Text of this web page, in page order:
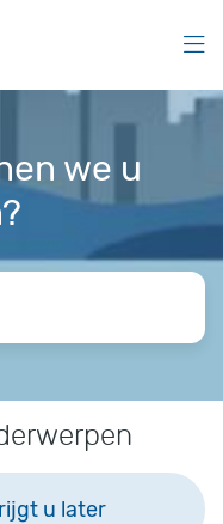
we u
u later